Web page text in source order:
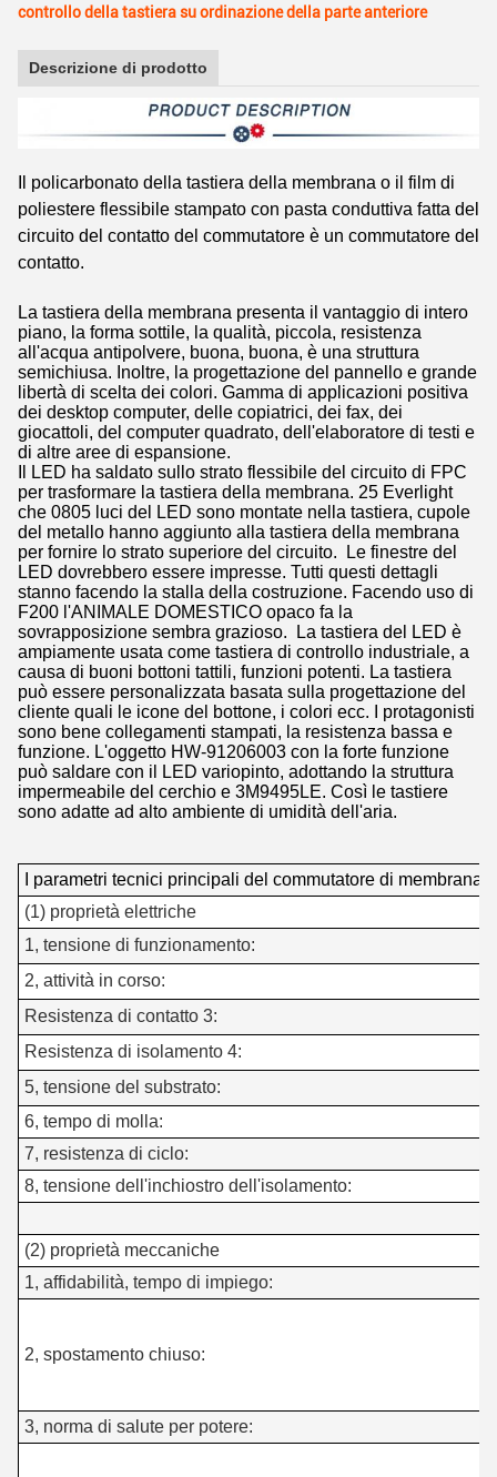
controllo della tastiera su ordinazione della parte anteriore
Descrizione di prodotto
Il policarbonato della tastiera della membrana o il film di
poliestere flessibile stampato con pasta conduttiva fatta del
circuito del contatto del commutatore è un commutatore del
contatto.
La tastiera della membrana presenta il vantaggio di intero
piano, la forma sottile, la qualità, piccola, resistenza
all'acqua antipolvere, buona, buona, è una struttura
semichiusa. Inoltre, la progettazione del pannello e grande
libertà di scelta dei colori. Gamma di applicazioni positiva
dei desktop computer, delle copiatrici, dei fax, dei
giocattoli, del computer quadrato, dell'elaboratore di testi e
di altre aree di espansione.
Il LED ha saldato sullo strato flessibile del circuito di FPC
per trasformare la tastiera della membrana. 25 Everlight
che 0805 luci del LED sono montate nella tastiera, cupole
del metallo hanno aggiunto alla tastiera della membrana
per fornire lo strato superiore del circuito. Le finestre del
LED dovrebbero essere impresse. Tutti questi dettagli
stanno facendo la stalla della costruzione. Facendo uso di
F200 l'ANIMALE DOMESTICO opaco fa la
sovrapposizione sembra grazioso. La tastiera del LED è
ampiamente usata come tastiera di controllo industriale, a
causa di buoni bottoni tattili, funzioni potenti. La tastiera
può essere personalizzata basata sulla progettazione del
cliente quali le icone del bottone, i colori ecc. I protagonisti
sono bene collegamenti stampati, la resistenza bassa e
funzione. L'oggetto HW-91206003 con la forte funzione
può saldare con il LED variopinto, adottando la struttura
impermeabile del cerchio e 3M9495LE. Così le tastiere
sono adatte ad alto ambiente di umidità dell'aria.
I parametri tecnici principali del commutatore di membrana
(1) proprietà elettriche
1, tensione di funzionamento:
2, attività in corso:
Resistenza di contatto 3:
Resistenza di isolamento 4:
5, tensione del substrato:
6, tempo di molla:
7, resistenza di ciclo:
8, tensione dell'inchiostro dell'isolamento:
(2) proprietà meccaniche
1, affidabilità, tempo di impiego:
2, spostamento chiuso:
3, norma di salute per potere: